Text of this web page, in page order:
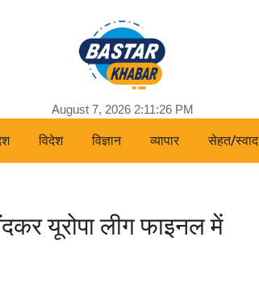
August 7, 2026 2:11:27 PM
विदेश विज्ञान व्यापार सेहत/स्वाद
यूरोपा लीग फाइनल में